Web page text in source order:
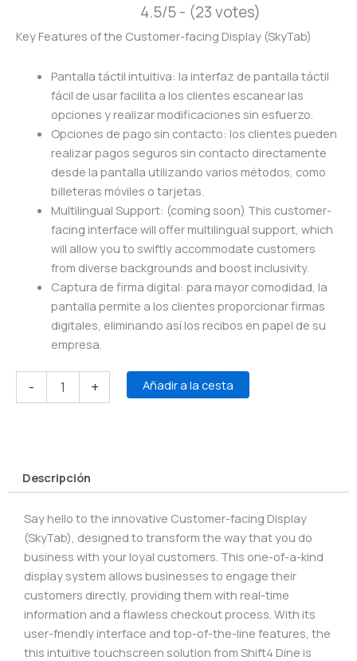
4.5/5 - (23 votes)
Key Features of the Customer-facing Display (SkyTab)
Pantalla táctil intuitiva: la interfaz de pantalla táctil
fácil de usar facilita a los clientes escanear las
opciones y realizar modificaciones sin esfuerzo.
Opciones de pago sin contacto: los clientes pueden
realizar pagos seguros sin contacto directamente
desde la pantalla utilizando varios métodos, como
billeteras móviles o tarjetas.
Multilingual Support: (coming soon) This customer-
facing interface will offer multilingual support, which
will allow you to swiftly accommodate customers
from diverse backgrounds and boost inclusivity.
Captura de firma digital: para mayor comodidad, la
pantalla permite a los clientes proporcionar firmas
digitales, eliminando así los recibos en papel de su
empresa.
-
facing
+ Añadir a la cesta
Descripción
Say hello to the innovative Customer-facing Display
(SkyTab), designed to transform the way that you do
business with your loyal customers. This one-of-a-kind
display system allows businesses to engage their
customers directly, providing them with real-time
information and a flawless checkout process. With its
user-friendly interface and top-of-the-line features, the
this intuitive touchscreen solution from Shift4 Dine is